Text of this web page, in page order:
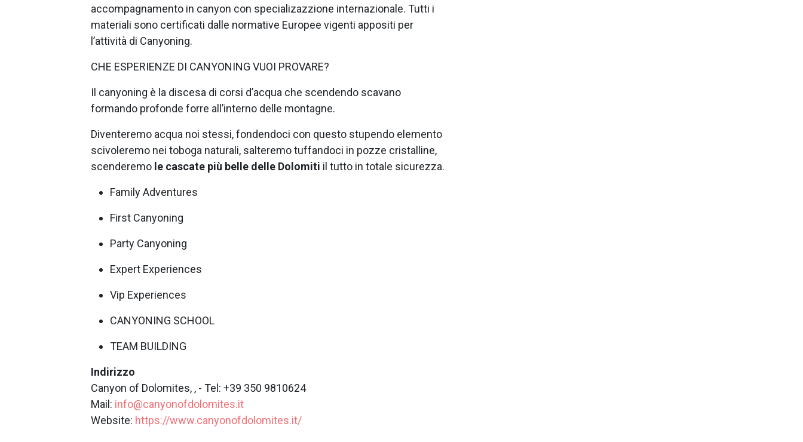
accompagnamento in canyon con specializazzione internazionale. Tutti i
materiali sono certificati dalle normative Europee vigenti appositi per
l’attività di Canyoning.
CHE ESPERIENZE DI CANYONING VUOI PROVARE?
Il canyoning è la discesa di corsi d’acqua che scendendo scavano
formando profonde forre all’interno delle montagne.
Diventeremo acqua noi stessi, fondendoci con questo stupendo elemento
scivoleremo nei toboga naturali, salteremo tuffandoci in pozze cristalline,
scenderemo le cascate più belle delle Dolomiti il tutto in totale sicurezza.
Family Adventures
First Canyoning
Party Canyoning
Expert Experiences
Vip Experiences
CANYONING SCHOOL
TEAM BUILDING
Indirizzo
Canyon of Dolomites, , - Tel: +39 350 9810624
Mail: info@canyonofdolomites.it
Website: https://www.canyonofdolomites.it/